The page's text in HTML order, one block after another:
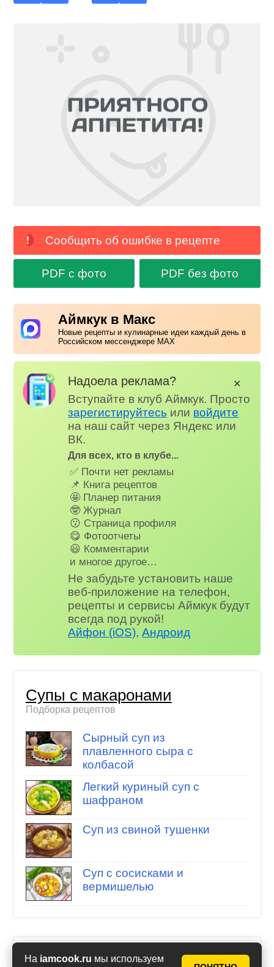
На iamcook.ru мы используем
Сообщить об ошибке в рецепте
PDF с фото PDF без фото
Аймкук в Макс
Новые рецепты и кулинарные идеи каждый день в
Российском мессенджере MAX
Надоела реклама?
Вступайте в клуб Аймкук. Просто
зарегистируйтесь или войдите
на наш сайт через Яндекс или
ВК.
Для всех, кто в клубе...
✅ Почти нет рекламы
📌 Книга рецептов
🤩 Планер питания
🤓 Журнал
😗 Страница профиля
😋 Фотоотчеты
😃 Комментарии
и многое другое…
Не забудьте установить наше
веб-приложение на телефон,
рецепты и сервисы Аймкук будут
всегда под рукой!
Айфон (iOS),Андроид
✕
Супы с макаронами
Подборка рецептов
Сырный суп из
плавленного сыра с
колбасой
Легкий куриный суп с
шафраном
Суп из свиной тушенки
Суп с сосисками и
вермишелью
Супы с вермишелью